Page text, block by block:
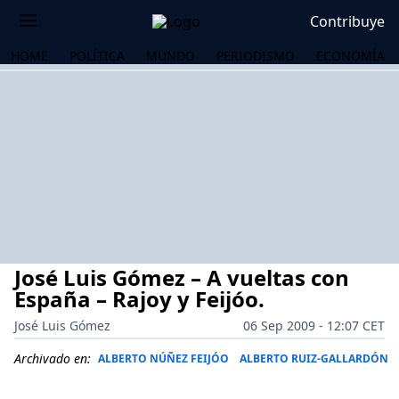
Contribuye
HOME POLÍTICA MUNDO PERIODISMO ECONOMÍA
José Luis Gómez – A vueltas con
España – Rajoy y Feijóo.
José Luis Gómez
06 Sep 2009 - 12:07 CET
Archivado en: ALBERTO NÚÑEZ FEIJÓO ALBERTO RUIZ-GALLARDÓN